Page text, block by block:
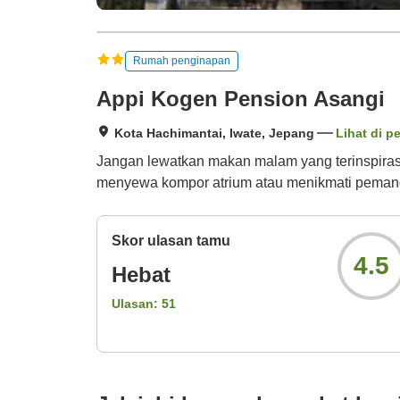
Rumah penginapan
Appi Kogen Pension Asangi
Kota Hachimantai, Iwate, Jepang Lihat di
Jangan lewatkan makan malam yang
menyewa kompor atrium atau menikmati
Skor ulasan tamu
Hebat
Ulasan: 51
4.5